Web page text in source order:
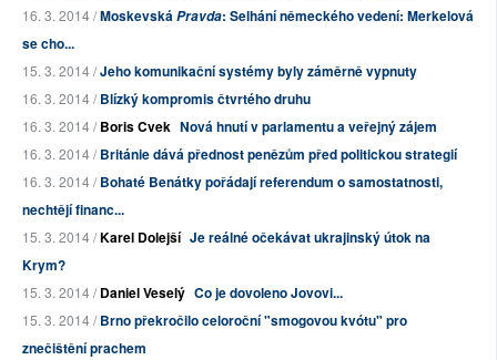
16. 3. 2014 /MoskevskáPravda: Selhání německého vedení: Merkelová
se cho...
15. 3. 2014 /Jeho komunikační systémy byly záměrně vypnuty
16. 3. 2014 /Blízký kompromis čtvrtého druhu
16. 3. 2014 /Boris Cvek Nová hnutí v parlamentu a veřejný zájem
16. 3. 2014 /Británie dává přednost penězům před politickou strategií
16. 3. 2014 /Bohaté Benátky pořádají referendum o samostatnosti,
nechtějí financ...
15. 3. 2014 /Karel Dolejší Je reálné očekávat ukrajinský útok na
Krym?
15. 3. 2014 /Daniel Veselý Co je dovoleno Jovovi...
15. 3. 2014 /Brno překročilo celoroční "smogovou kvótu" pro
znečištění prachem